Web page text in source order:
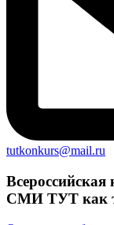
tutkonkurs@mail.ru
СМИ ТУТ как